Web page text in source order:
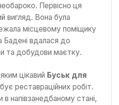
Первісно ця
вигляд. Вона була
місцевому поміщику
вдалася до
та добудови маєтку.
цікавий Буськ для
реставраційних робіт.
напівзанедбаному стані,